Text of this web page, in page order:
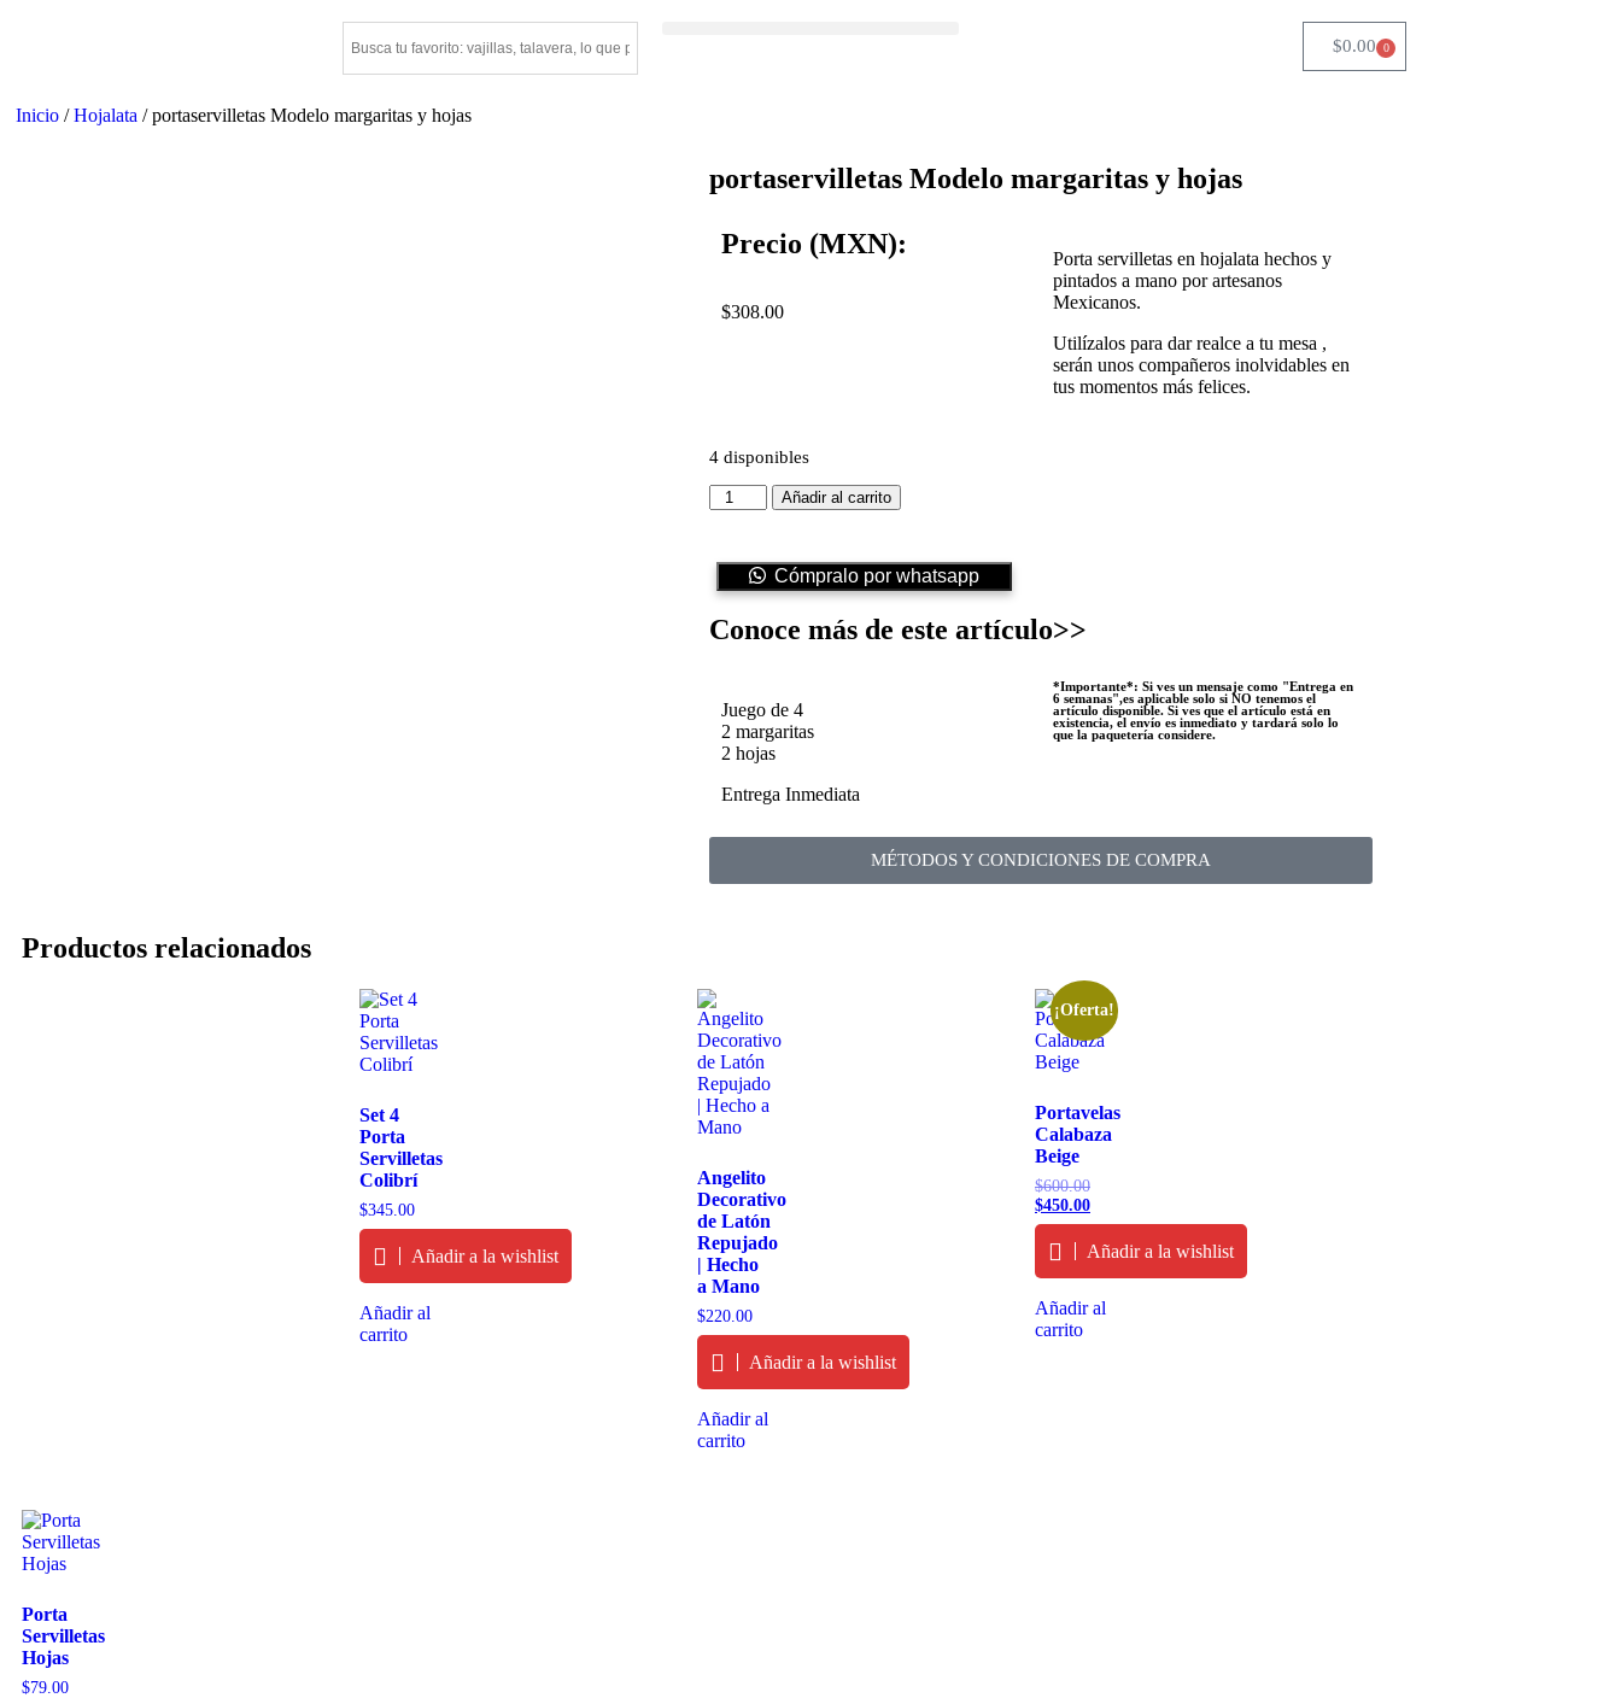
$0.00 0
Inicio /Hojalata / portaservilletas Modelo margaritas y hojas
portaservilletas Modelo margaritas y hojas
Precio (MXN):
$308.00
Porta servilletas en hojalata hechos y
pintados a mano por artesanos
Mexicanos.
Utilízalos para dar realce a tu mesa ,
serán unos compañeros inolvidables en
tus momentos más felices.
4 disponibles
Añadir al carrito
Cómpralo por whatsapp
Conoce más de este artículo>>
Juego de 4
2 margaritas
2 hojas
Entrega Inmediata
*Importante*: Si ves un mensaje como "Entrega en
6 semanas",es aplicable solo si NO tenemos el
artículo disponible. Si ves que el artículo está en
existencia, el envío es inmediato y tardará solo lo
que la paquetería considere.
MÉTODOS Y CONDICIONES DE COMPRA
Productos relacionados
Set 4
Porta
Servilletas
Colibrí
$345.00
Añadir a la wishlist
Añadir al
carrito
Angelito
Decorativo
de Latón
Repujado
| Hecho
a Mano
$220.00
Añadir a la wishlist
Añadir al
carrito
¡Oferta!
Portavelas
Calabaza
Beige
$600.00
$450.00
Añadir a la wishlist
Añadir al
carrito
Porta
Servilletas
Hojas
$79.00